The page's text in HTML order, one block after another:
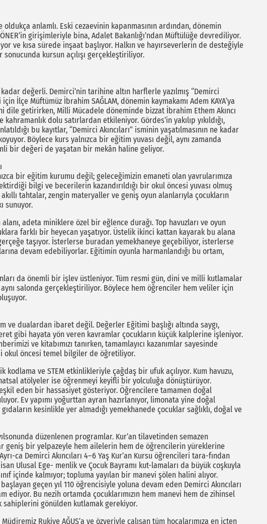
anlamlı. Eski cezaevinin kapanmasının ardından, dönemin
ÖNER’in girişimleriyle bina, Adalet Bakanlığı’ndan Müftülüğe devrediliyor.
ve kısa sürede inşaat başlıyor. Halkın ve hayırseverlerin de desteğiyle
kursun açılışı gerçekleştiriliyor.
değerli. Demirci’nin tarihine altın harflerle yazılmış “Demirci
İlçe Müftümüz İbrahim SAĞLAM, dönemin kaymakamı Adem KAYA’ya
dile getirirken, Milli Mücadele döneminde bizzat İbrahim Ethem Akıncı
dolu satırlardan etkileniyor. Gördes’in yakılıp yıkıldığı,
bu kayıtlar, “Demirci Akıncıları” isminin yaşatılmasının ne kadar
Böylece kurs yalnızca bir eğitim yuvası değil, aynı zamanda
bir değeri de yaşatan bir mekân haline geliyor.
bir eğitim kurumu değil; geleceğimizin emaneti olan yavrularımıza
bilgi ve becerilerin kazandırıldığı bir okul öncesi yuvası olmuş
tahtalar, zengin materyaller ve geniş oyun alanlarıyla çocukların
sunuyor.
adeta miniklere özel bir eğlence durağı. Top havuzları ve oyun
farklı bir heyecan yaşatıyor. Üstelik ikinci kattan kayarak bu alana
taşıyor. İsterlerse buradan yemekhaneye geçebiliyor, isterlerse
devam edebiliyorlar. Eğitimin oyunla harmanlandığı bu ortam,
da önemli bir işlev üstleniyor. Tüm resmi gün, dini ve milli kutlamalar
salonda gerçekleştiriliyor. Böylece hem öğrenciler hem veliler için
ve dualardan ibaret değil. Değerler Eğitimi başlığı altında saygı,
gibi hayata yön veren kavramlar çocukların küçük kalplerine işleniyor.
ve kitabımızı tanırken, tamamlayıcı kazanımlar sayesinde
okul öncesi temel bilgiler de öğretiliyor.
kodlama ve STEM etkinlikleriyle çağdaş bir ufuk açılıyor. Kum havuzu,
atölyeler ise öğrenmeyi keyifli bir yolculuğa dönüştürüyor.
eden bir hassasiyet gösteriyor. Öğrencilere tamamen doğal
Ev yapımı yoğurttan ayran hazırlanıyor, limonata yine doğal
kesinlikle yer almadığı yemekhanede çocuklar sağlıklı, doğal ve
düzenlenen programlar. Kur’an tilavetinden semazen
bir yelpazeyle hem ailelerin hem de öğrencilerin yüreklerine
ca Demirci Akıncıları 4–6 Yaş Kur’an Kursu öğrencileri tara-fından
Ulusal Ege- menlik ve Çocuk Bayramı kut-lamaları da büyük coşkuyla
içinde kalmıyor; topluma yayılan bir manevi şölen halini alıyor.
geçen yıl 110 öğrencisiyle yoluna devam eden Demirci Akıncıları
ediyor. Bu nezih ortamda çocuklarımızın hem manevi hem de zihinsel
sahiplerini gönülden kutlamak gerekiyor.
Rukiye AĞUŞ’a ve özveriyle çalışan tüm hocalarımıza en içten